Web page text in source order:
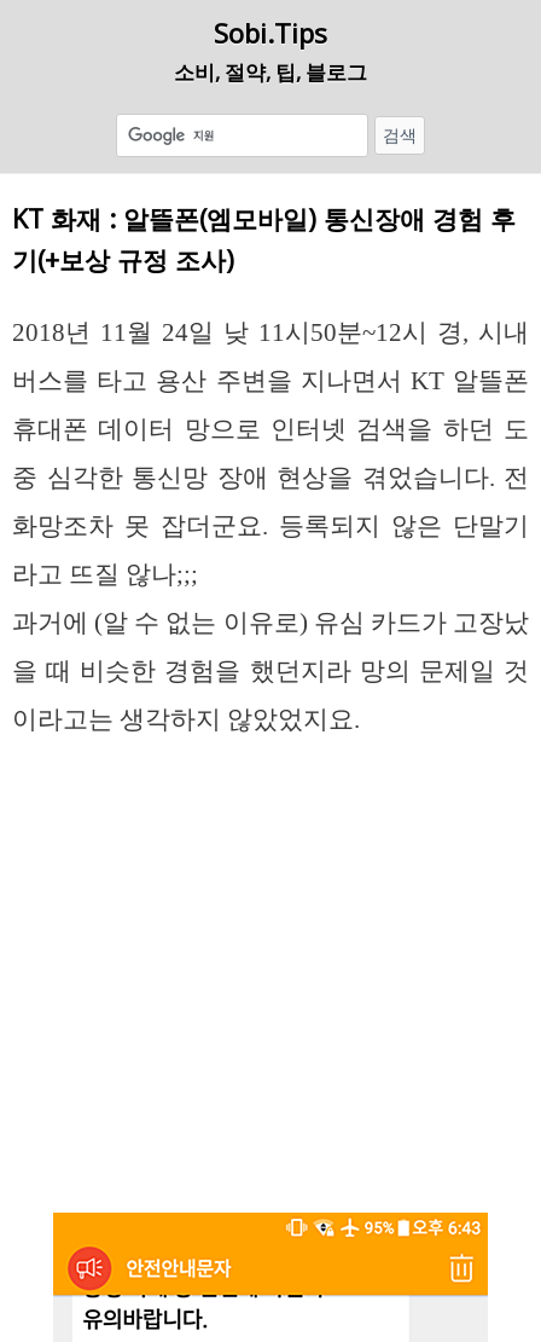
Sobi.Tips
소비, 절약, 팁, 블로그
KT 화재 : 알뜰폰(엠모바일) 통신장애 경험 후
기(+보상 규정 조사)
2018년 11월 24일 낮 11시50분~12시 경, 시내
버스를 타고 용산 주변을 지나면서 KT 알뜰폰
휴대폰 데이터 망으로 인터넷 검색을 하던 도
중 심각한 통신망 장애 현상을 겪었습니다. 전
화망조차 못 잡더군요. 등록되지 않은 단말기
라고 뜨질 않나;;;
과거에 (알 수 없는 이유로) 유심 카드가 고장났
을 때 비슷한 경험을 했던지라 망의 문제일 것
이라고는 생각하지 않았었지요.